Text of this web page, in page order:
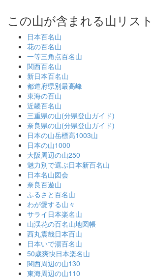
この山が含まれる山リスト
日本百名山
花の百名山
一等三角点百名山
関西百名山
新日本百名山
都道府県別最高峰
東海の百山
近畿百名山
三重県の山(分県登山ガイド)
奈良県の山(分県登山ガイド)
日本の山岳標高1003山
日本の山1000
大阪周辺の山250
魅力別で選ぶ日本新百名山
日本名山図会
奈良百遊山
ふるさと百名山
わが愛する山々
サライ日本楽名山
山渓花の百名山地図帳
西丸震哉日本百山
日本いで湯百名山
50歳爽快日本楽名山
関西周辺の山130
東海周辺の山110